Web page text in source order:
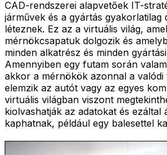
CAD-rendszerei alapvetőek IT-
járművek és a gyártás gyakorlatilag
léteznek. Ez az a virtuális világ,
mérnökcsapatuk dolgozik és
minden alkatrész és minden
Amennyiben egy futam során
akkor a mérnökök azonnal a valódi
elemzik az autót vagy az egyes
virtuális világban viszont
kiolvashatják az adatokat és ezáltal
kaphatnak, például egy balesettel